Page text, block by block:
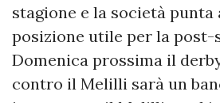
stagione e la società
posizione utile per la post-
Domenica prossima il
contro il Melilli sarà un